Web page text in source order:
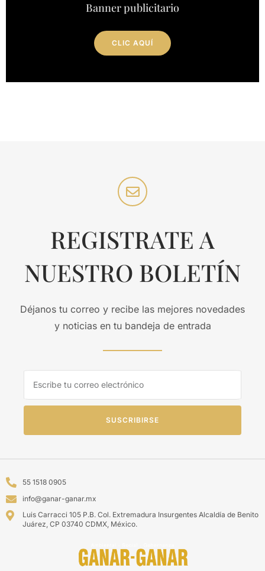
Banner publicitario
CLIC AQUÍ
REGISTRATE A
NUESTRO BOLETÍN
Déjanos tu correo y recibe las mejores novedades
y noticias en tu bandeja de entrada
SUSCRIBIRSE
55 1518 0905
info@ganar-ganar.mx
Luis Carracci 105 P.B. Col. Extremadura Insurgentes Alcaldía de Benito
Juárez, CP 03740 CDMX, México.